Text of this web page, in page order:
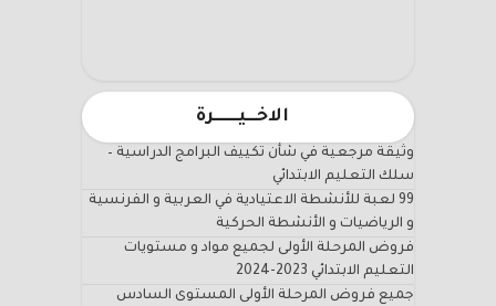
الاخـــيـــــــرة
وثيقة مرجعية في شأن تكييف البرامج الدراسية –
سلك التعليم الابتدائي
99 لعبة للأنشطة الاعتيادية في العربية و الفرنسية
و الرياضيات و الأنشطة الحركية
فروض المرحلة الأولى لجميع مواد و مستويات
التعليم الابتدائي 2023-2024
جميع فروض المرحلة الأولى المستوى السادس